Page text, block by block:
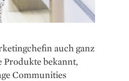
auch ganz
Produkte bekannt,
Communities